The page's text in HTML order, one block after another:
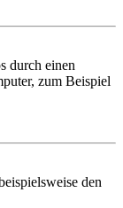
durch einen
zum Beispiel
den